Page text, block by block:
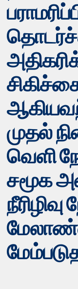
முதல்
வெளி
சமூக